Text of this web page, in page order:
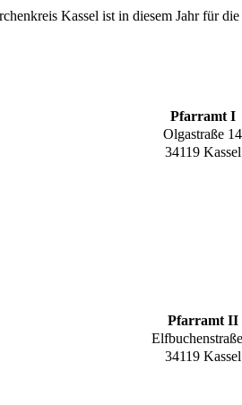
Kassel ist in diesem Jahr für
Pfarramt I
Olgastraße 14
34119 Kassel
Pfarramt II
34119 Kassel